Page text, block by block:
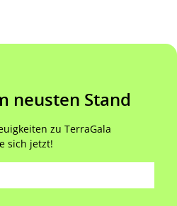
neusten Stand
zu TerraGala
sich jetzt!